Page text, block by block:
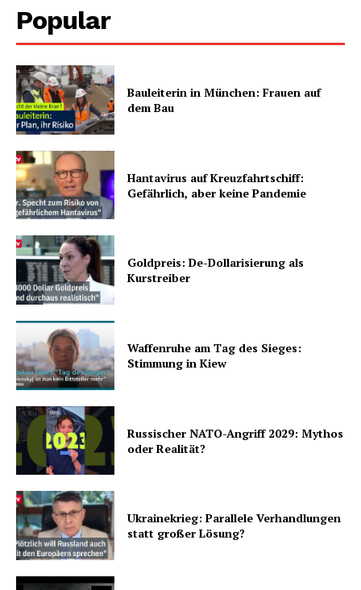
Popular
Bauleiterin in München: Frauen auf
dem Bau
Hantavirus auf Kreuzfahrtschiff:
Gefährlich, aber keine Pandemie
Goldpreis: De-Dollarisierung als
Kurstreiber
Waffenruhe am Tag des Sieges:
Stimmung in Kiew
Russischer NATO-Angriff 2029: Mythos
oder Realität?
Ukrainekrieg: Parallele Verhandlungen
statt großer Lösung?